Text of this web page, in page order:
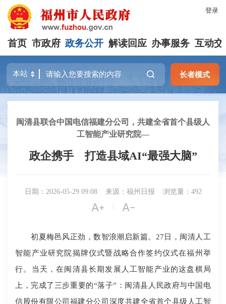
登录
首页 市政府 政务公开 解读回应 办事服务 互动交
长者模式
闽清县联合中国电信福建分公司，共建全省首个县级人
工智能产业研究院―
政企携手 打造县域AI“最强大脑”
日期：2026-05-29 09:08 来源：福州日报 浏览量：492
 | 
初夏梅邑风正劲，数智浪潮启新篇。27日，闽清人工
智能产业研究院揭牌仪式暨战略合作签约仪式在福州举
行。当天，在闽清县长期发展人工智能产业的这盘棋局
上，完成了三步重要的“落子”：闽清县人民政府与中国电
信股份有限公司福建分公司深度共建全省首个县级人工智